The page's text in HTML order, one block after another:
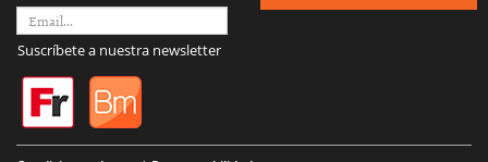
Suscríbete a nuestra newsletter